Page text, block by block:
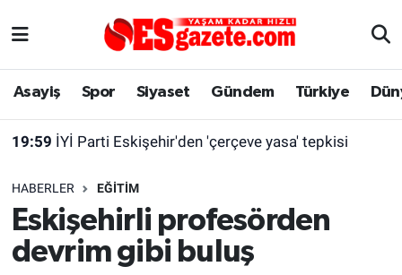
Asayiş Spor Siyaset Gündem Türkiye
19:59 İYİ Parti Eskişehir'den 'çerçeve yasa' tepkisi
HABERLER EĞITIM
Eskişehirli profesörden
devrim gibi buluş
Asayiş
Gündem
Türkiye
Yaşam
Eskişehirspor Arşivi
Eskişehir Arşivi
Eskişehir Nöbetçi Eczaneler
Süper Lig Puan Durumu ve Fikstür
Tüm Manşetler